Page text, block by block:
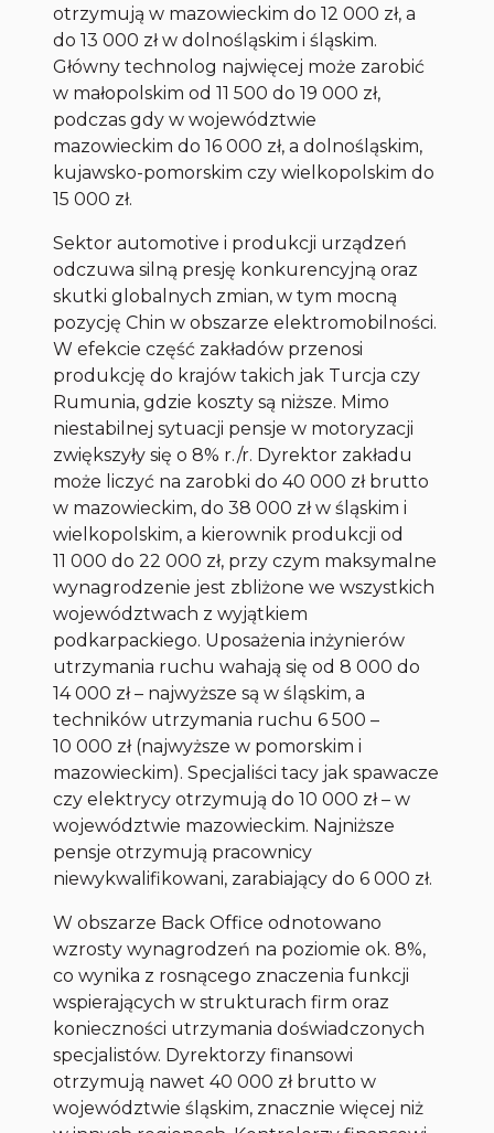
otrzymują w mazowieckim do 12 000 zł, a
do 13 000 zł w dolnośląskim i śląskim.
Główny technolog najwięcej może zarobić
w małopolskim od 11 500 do 19 000 zł,
podczas gdy w województwie
mazowieckim do 16 000 zł, a dolnośląskim,
kujawsko-pomorskim czy wielkopolskim do
15 000 zł.
Sektor automotive i produkcji urządzeń
odczuwa silną presję konkurencyjną oraz
skutki globalnych zmian, w tym mocną
pozycję Chin w obszarze elektromobilności.
W efekcie część zakładów przenosi
produkcję do krajów takich jak Turcja czy
Rumunia, gdzie koszty są niższe. Mimo
niestabilnej sytuacji pensje w motoryzacji
zwiększyły się o 8% r./r. Dyrektor zakładu
może liczyć na zarobki do 40 000 zł brutto
w mazowieckim, do 38 000 zł w śląskim i
wielkopolskim, a kierownik produkcji od
11 000 do 22 000 zł, przy czym maksymalne
wynagrodzenie jest zbliżone we wszystkich
województwach z wyjątkiem
podkarpackiego. Uposażenia inżynierów
utrzymania ruchu wahają się od 8 000 do
14 000 zł – najwyższe są w śląskim, a
techników utrzymania ruchu 6 500 –
10 000 zł (najwyższe w pomorskim i
mazowieckim). Specjaliści tacy jak spawacze
czy elektrycy otrzymują do 10 000 zł – w
województwie mazowieckim. Najniższe
pensje otrzymują pracownicy
niewykwalifikowani, zarabiający do 6 000 zł.
W obszarze Back Office odnotowano
wzrosty wynagrodzeń na poziomie ok. 8%,
co wynika z rosnącego znaczenia funkcji
wspierających w strukturach firm oraz
konieczności utrzymania doświadczonych
specjalistów. Dyrektorzy finansowi
otrzymują nawet 40 000 zł brutto w
województwie śląskim, znacznie więcej niż